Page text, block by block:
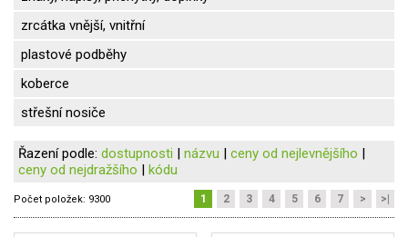
zrcátka vnější, vnitřní
plastové podběhy
koberce
střešní nosiče
Řazení podle: dostupnosti | názvu | ceny od nejlevnějšího |
ceny od nejdražšího | kódu
Počet položek: 9300 1 2 3 4 5 6 7 > >|